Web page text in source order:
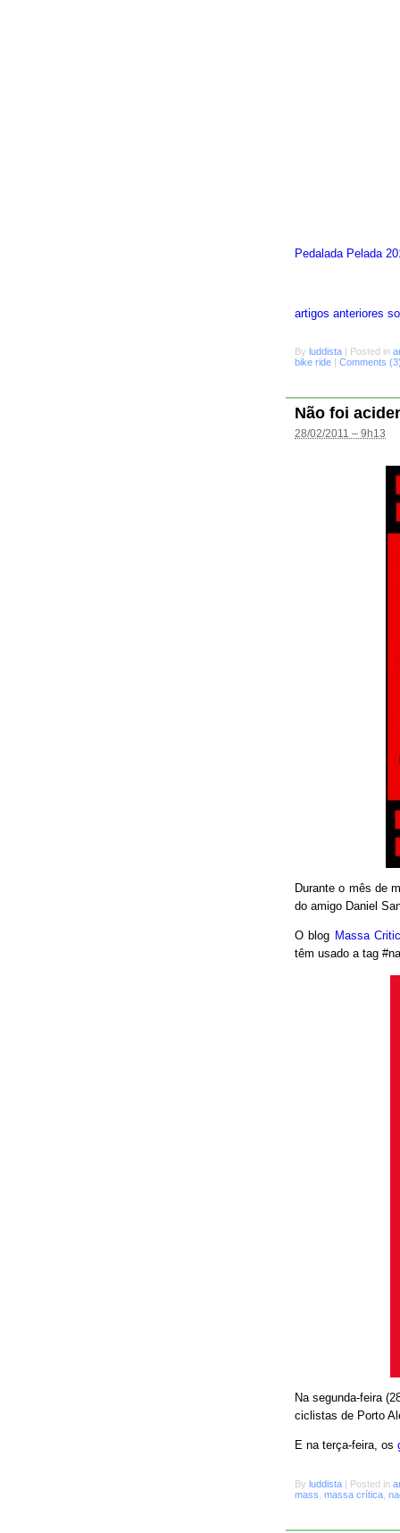
Pedalada Pelada
artigos anteriores
By luddista | Posted in
bike ride | Comments
Não foi
28/02/2011 – 9h13
Durante o mês de
do amigo Daniel
O blog Massa
têm usado a tag
Na segunda-feira
ciclistas de Porto
E na terça-feira, os
By luddista | Posted in
mass massa crítica